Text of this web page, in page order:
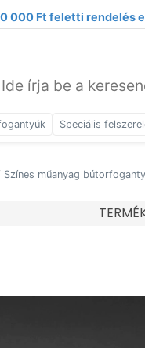
000 Ft feletti rendelés
Speciális
Színes műanyag